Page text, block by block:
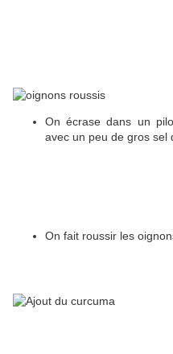
On écrase dans un
avec un peu de gros sel
On fait roussir les